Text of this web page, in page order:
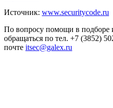
Источник: www.securitycode.ru
По вопросу помощи в подборе
обращаться по тел. +7 (3852)
почте itsec@galex.ru